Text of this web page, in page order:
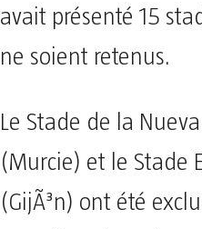
avait présenté 15
ne soient retenus.
Le Stade de la
(Murcie) et le Stade
(GijÃ³n) ont été